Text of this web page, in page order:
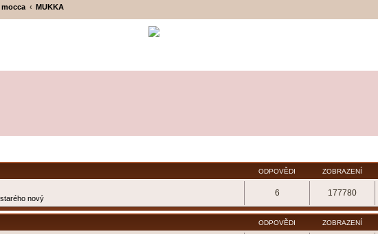
mocca MUKKA
ODPOVĚDI ZOBRAZENÍ
nový
6 177780
ODPOVĚDI ZOBRAZENÍ